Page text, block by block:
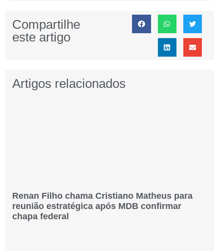
Compartilhe
este artigo
Artigos relacionados
Renan Filho chama Cristiano Matheus para
reunião estratégica após MDB confirmar
chapa federal